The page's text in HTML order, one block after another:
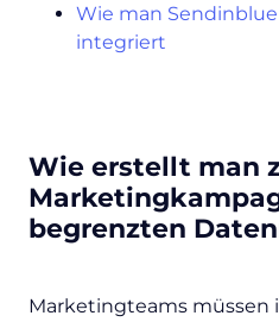
Wie man
integriert
Wie erstellt man
begrenzten
Marketingteams müssen